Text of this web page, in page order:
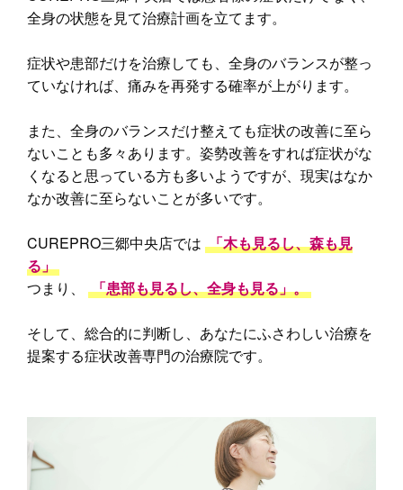
全身の状態を見て治療計画を立てます。
症状や患部だけを治療しても、全身のバランスが整っ
ていなければ、痛みを再発する確率が上がります。
また、全身のバランスだけ整えても症状の改善に至ら
ないことも多々あります。姿勢改善をすれば症状がな
くなると思っている方も多いようですが、現実はなか
なか改善に至らないことが多いです。
CUREPRO三郷中央店では 「木も見るし、森も見
る」
つまり、
「患部も見るし、全身も見る」。
そして、総合的に判断し、あなたにふさわしい治療を
提案する症状改善専門の治療院です。